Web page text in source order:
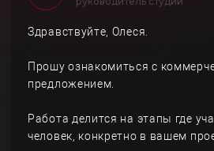
Здравствуйте, Олеся.
Прошу ознакомиться с
предложением.
Работа делится на этапы где
человек, конкретно в вашем